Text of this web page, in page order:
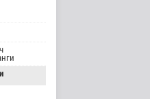
өмнө